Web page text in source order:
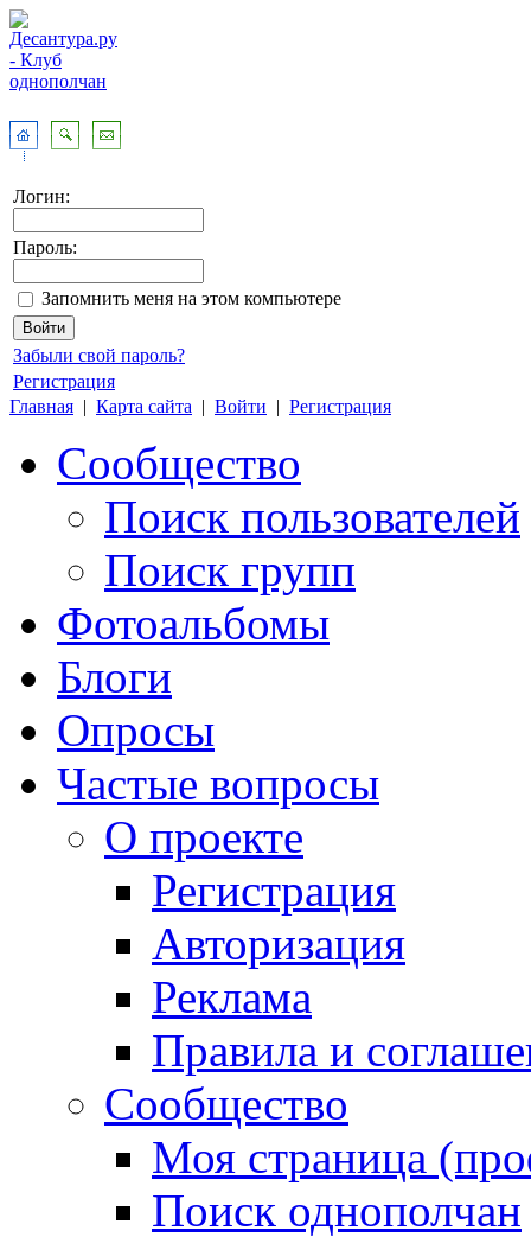
Логин:
Пароль:
Запомнить меня на этом компьютере
Забыли свой пароль?
Регистрация
Главная | Карта сайта | Войти | Регистрация
Сообщество
Поиск пользователей
Поиск групп
Фотоальбомы
Блоги
Опросы
Частые вопросы
О проекте
Регистрация
Авторизация
Реклама
Правила и
Сообщество
Моя страница
Поиск однополчан